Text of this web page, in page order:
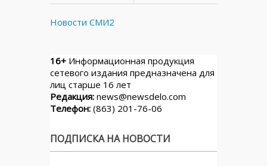
Новости СМИ2
16+ Информационная продукция
сетевого издания предназначена для
лиц старше 16 лет
Редакция: news@newsdelo.com
Телефон: (863) 201-76-06
ПОДПИСКА НА НОВОСТИ